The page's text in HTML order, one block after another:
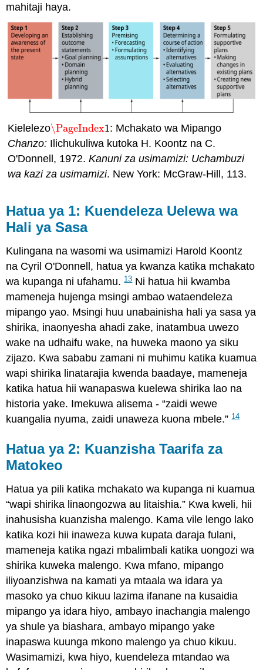
mahitaji haya.
Kielelezo\PageIndex1
\PageIndex1: Mchakato wa Mipango
Chanzo: Ilichukuliwa kutoka H. Koontz na C.
O'Donnell, 1972.Kanuni za usimamizi: Uchambuzi
wa kazi za usimamizi. New York: McGraw-Hill, 113.
Hatua ya 1: Kuendeleza Uelewa wa
Hali ya Sasa
Kulingana na wasomi wa usimamizi Harold Koontz
na Cyril O'Donnell, hatua ya kwanza katika mchakato
wa kupanga ni ufahamu.13Ni hatua hii kwamba
mameneja hujenga msingi ambao wataendeleza
mipango yao. Msingi huu unabainisha hali ya sasa ya
shirika, inaonyesha ahadi zake, inatambua uwezo
wake na udhaifu wake, na huweka maono ya siku
zijazo. Kwa sababu zamani ni muhimu katika kuamua
wapi shirika linatarajia kwenda baadaye, mameneja
katika hatua hii wanapaswa kuelewa shirika lao na
historia yake. Imekuwa alisema - “zaidi wewe
kuangalia nyuma, zaidi unaweza kuona mbele.”14
Hatua ya 2: Kuanzisha Taarifa za
Matokeo
Hatua ya pili katika mchakato wa kupanga ni kuamua
“wapi shirika linaongozwa au litaishia.” Kwa kweli, hii
inahusisha kuanzisha malengo. Kama vile lengo lako
katika kozi hii inaweza kuwa kupata daraja fulani,
mameneja katika ngazi mbalimbali katika uongozi wa
shirika kuweka malengo. Kwa mfano, mipango
iliyoanzishwa na kamati ya mtaala wa idara ya
masoko ya chuo kikuu lazima ifanane na kusaidia
mipango ya idara hiyo, ambayo inachangia malengo
ya shule ya biashara, ambayo mipango yake
inapaswa kuunga mkono malengo ya chuo kikuu.
Wasimamizi, kwa hiyo, kuendeleza mtandao wa